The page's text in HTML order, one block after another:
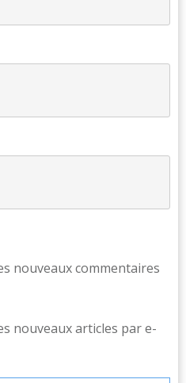
nouveaux commentaires
nouveaux articles par e-